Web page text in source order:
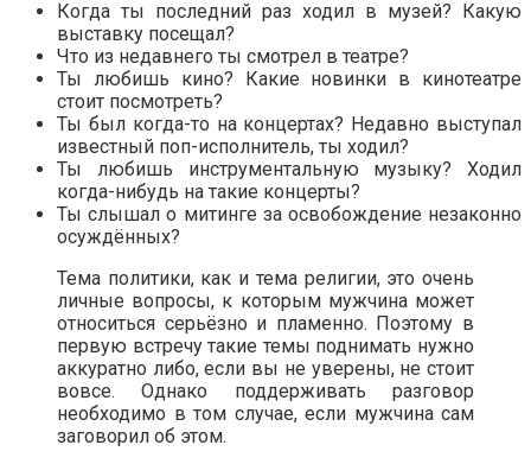
Когда ты последний раз ходил в музей? Какую
выставку посещал?
Что из недавнего ты смотрел в театре?
Ты любишь кино? Какие новинки в кинотеатре
стоит посмотреть?
Ты был когда-то на концертах? Недавно выступал
известный поп-исполнитель, ты ходил?
Ты любишь инструментальную музыку? Ходил
когда-нибудь на такие концерты?
Ты слышал о митинге за освобождение незаконно
осуждённых?
Тема политики, как и тема религии, это очень
личные вопросы, к которым мужчина может
относиться серьёзно и пламенно. Поэтому в
первую встречу такие темы поднимать нужно
аккуратно либо, если вы не уверены, не стоит
вовсе. Однако поддерживать разговор
необходимо в том случае, если мужчина сам
заговорил об этом.